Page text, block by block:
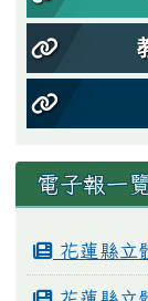
電子報一
花蓮縣立